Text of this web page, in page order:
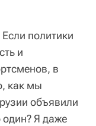
политики
и
в
как мы
объявили
один? Я даже